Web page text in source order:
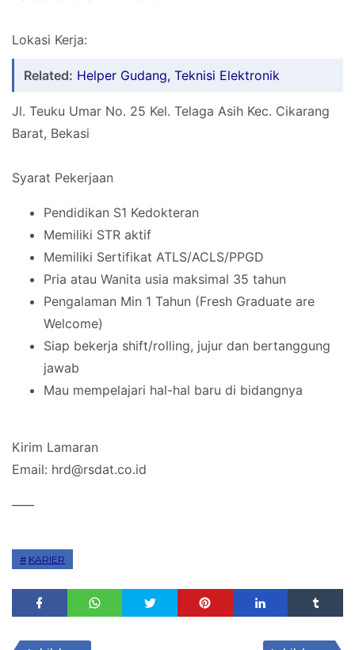
Lokasi Kerja:
Related: Helper Gudang, Teknisi Elektronik
Jl. Teuku Umar No. 25 Kel. Telaga Asih Kec. Cikarang
Barat, Bekasi
Syarat Pekerjaan
Pendidikan S1 Kedokteran
Memiliki STR aktif
Memiliki Sertifikat ATLS/ACLS/PPGD
Pria atau Wanita usia maksimal 35 tahun
Pengalaman Min 1 Tahun (Fresh Graduate are
Welcome)
Siap bekerja shift/rolling, jujur dan bertanggung
jawab
Mau mempelajari hal-hal baru di bidangnya
Kirim Lamaran
Email: hrd@rsdat.co.id
KARIER